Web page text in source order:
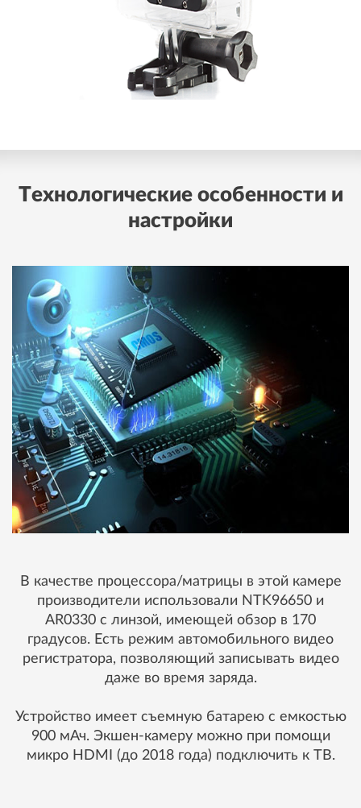
Технологические особенности и
настройки
В качестве процессора/матрицы в этой камере
производители использовали NTK96650 и
AR0330 с линзой, имеющей обзор в 170
градусов. Есть режим автомобильного видео
регистратора, позволяющий записывать видео
даже во время заряда.
Устройство имеет съемную батарею с емкостью
900 мАч. Экшен-камеру можно при помощи
микро HDMI (до 2018 года) подключить к ТВ.